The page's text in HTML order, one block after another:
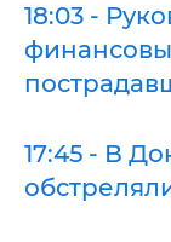
18:03 -
17:45 - В